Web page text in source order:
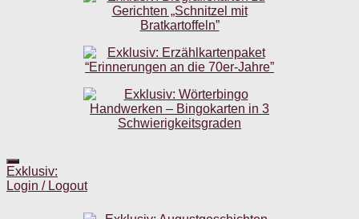
Exklusiv:
Login / Logout